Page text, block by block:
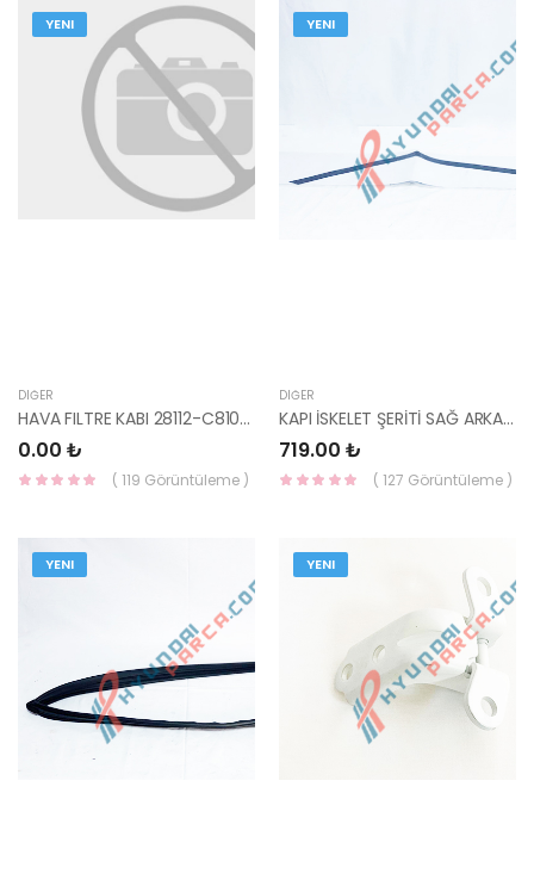
YENI
DIĞER
HAVA FILTRE KABI 28112-C8100-HMC
0.00 ₺
( 119 Görüntüleme )
YENI
DIĞER
KAPI İSKELET ŞERİTİ SAĞ ARKA ÜST STİCKER İ20 2014- 86392-C7000-HMC
719.00 ₺
( 127 Görüntüleme )
YENI YENI